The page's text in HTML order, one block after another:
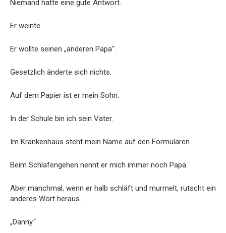
Niemand hatte eine gute Antwort.
Er weinte.
Er wollte seinen „anderen Papa“.
Gesetzlich änderte sich nichts.
Auf dem Papier ist er mein Sohn.
In der Schule bin ich sein Vater.
Im Krankenhaus steht mein Name auf den Formularen.
Beim Schlafengehen nennt er mich immer noch Papa.
Aber manchmal, wenn er halb schläft und murmelt, rutscht ein
anderes Wort heraus.
„Danny.“